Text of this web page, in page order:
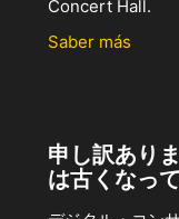
Concert Hall.
Saber más
申し訳あり
は古くなっ